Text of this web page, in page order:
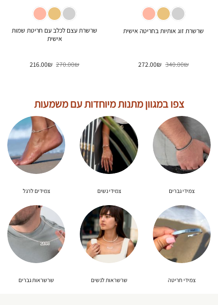
שרשרת זוג אותיות בחריטה אישית
340.00₪ המחיר
272.00₪ המחיר
שרשרת עצם לכלב עם חריטת שמות
אישית
270.00₪ המחיר
216.00₪ המחיר
צפו במגוון מתנות מיוחדות עם משמעות
צמידי גברים צמידי נשים צמידים לרגל
צמידי חריטה שרשראות לנשים שרשראות גברים